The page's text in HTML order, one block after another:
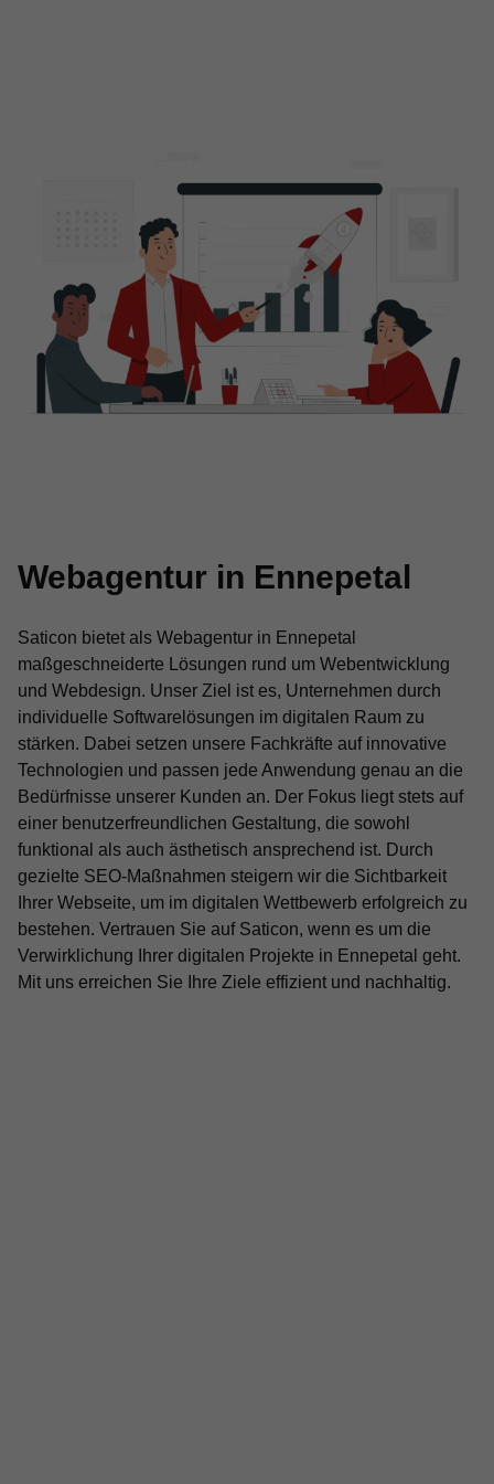
Webagentur in Ennepetal
Saticon bietet als Webagentur in Ennepetal
maßgeschneiderte Lösungen rund um Webentwicklung
und Webdesign. Unser Ziel ist es, Unternehmen durch
individuelle Softwarelösungen im digitalen Raum zu
stärken. Dabei setzen unsere Fachkräfte auf innovative
Technologien und passen jede Anwendung genau an die
Bedürfnisse unserer Kunden an. Der Fokus liegt stets auf
einer benutzerfreundlichen Gestaltung, die sowohl
funktional als auch ästhetisch ansprechend ist. Durch
gezielte SEO-Maßnahmen steigern wir die Sichtbarkeit
Ihrer Webseite, um im digitalen Wettbewerb erfolgreich zu
bestehen. Vertrauen Sie auf Saticon, wenn es um die
Verwirklichung Ihrer digitalen Projekte in Ennepetal geht.
Mit uns erreichen Sie Ihre Ziele effizient und nachhaltig.